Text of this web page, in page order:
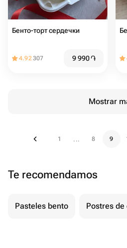
Бенто-торт сердечки ️
4.92307 9 990֏
Mostrar
1 ... 8 9
Te recomendamos
Pasteles bento Postres